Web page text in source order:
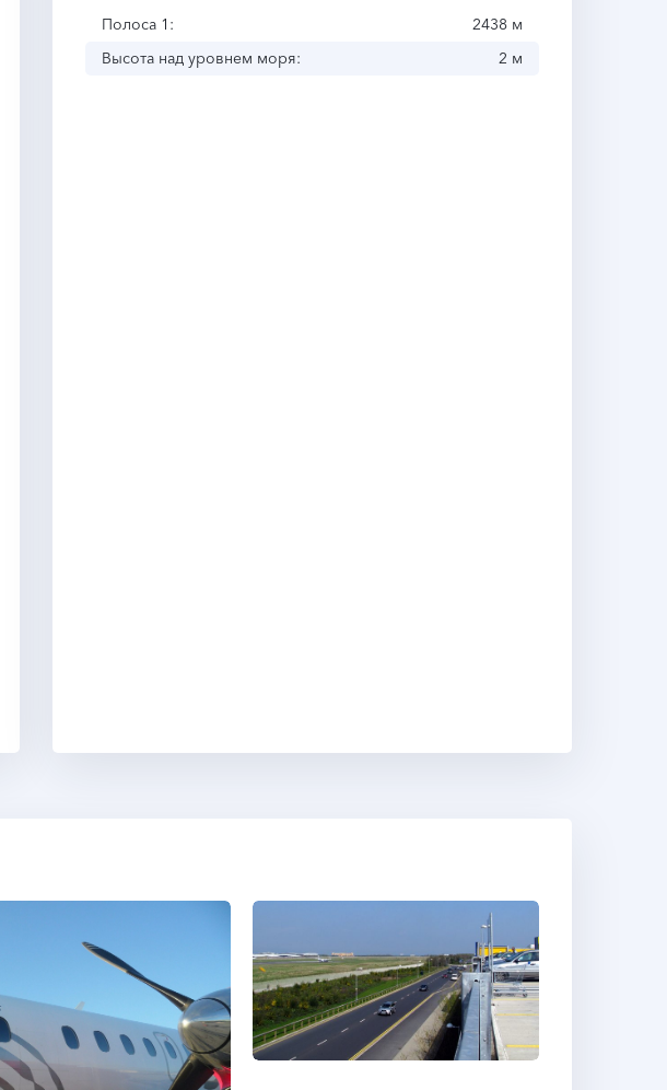
Полоса 1:
2438 м
Высота над уровнем моря:
2 м